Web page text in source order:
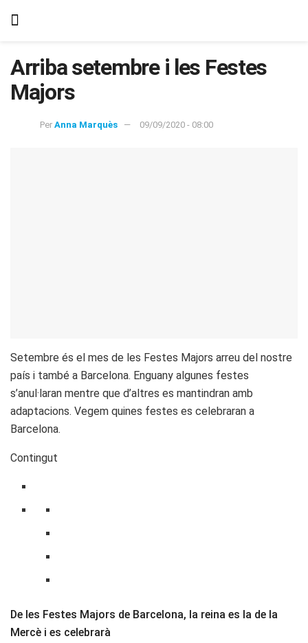
Arriba setembre i les Festes
Majors
Per Anna Marquès 09/09/2020 - 08:00
Setembre és el mes de les Festes Majors arreu del nostre
país i també a Barcelona. Enguany algunes festes
s’anul·laran mentre que d’altres es mantindran amb
adaptacions. Vegem quines festes es celebraran a
Barcelona.
Contingut
De les Festes Majors de Barcelona, la reina es la de la
Mercè i es celebrarà